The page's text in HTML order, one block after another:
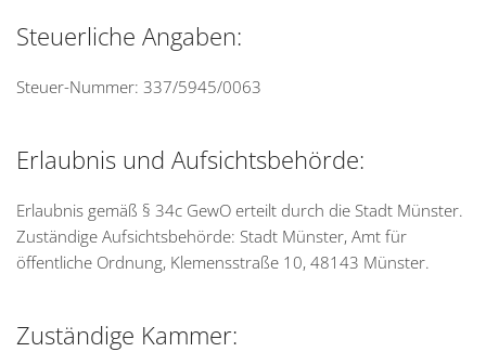
Steuerliche Angaben:
Steuer-Nummer: 337/5945/0063
Erlaubnis und Aufsichtsbehörde:
Erlaubnis gemäß § 34c GewO erteilt durch die Stadt Münster.
Zuständige Aufsichtsbehörde: Stadt Münster, Amt für
öffentliche Ordnung, Klemensstraße 10, 48143 Münster.
Zuständige Kammer: